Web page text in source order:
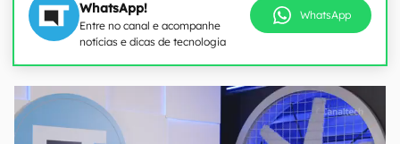
WhatsApp!
Entre no canal e acompanhe
notícias e dicas de tecnologia
WhatsApp